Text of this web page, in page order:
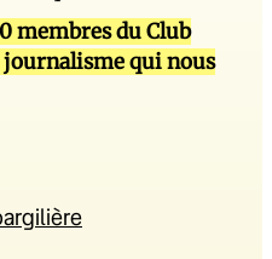
membres du Club
qui nous